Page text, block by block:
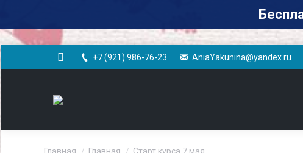
Вконтакте
+7 (921) 986-76-23 AniaYakunina@yandex.ru
Вы здесь: